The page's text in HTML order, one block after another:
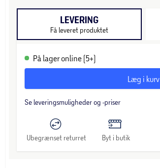
LEVERING
Få leveret produktet
På lager online (5+)
Læg i kurv
Se leveringsmuligheder og -priser
Ubegrænset returret Byt i butik